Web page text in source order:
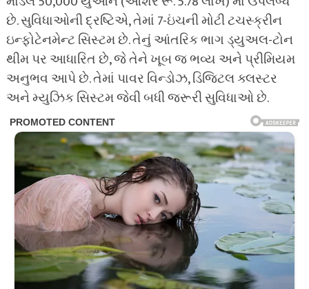
છે. સુવિધાઓની દ્રષ્ટિએ, તેમાં 7-ઇંચની મોટી ટચસ્ક્રીન
ઇન્ફોટેનમેન્ટ સિસ્ટમ છે. તેનું આંતરિક ભાગ ડ્યુઅલ-ટોન
થીમ પર આધારિત છે, જે તેને ખૂબ જ ભવ્ય અને પ્રીમિયમ
અનુભવ આપે છે. તેમાં પાવર વિન્ડોઝ, ડિજિટલ ક્લસ્ટર
અને મ્યુઝિક સિસ્ટમ જેવી બધી જરૂરી સુવિધાઓ છે.